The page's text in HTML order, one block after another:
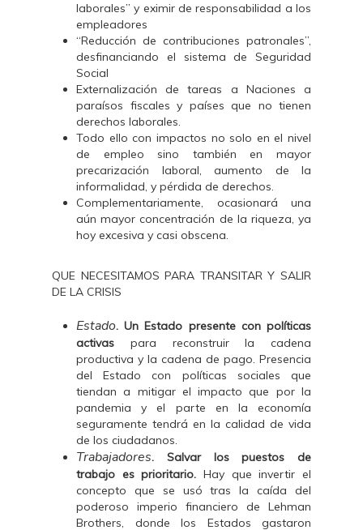
laborales” y eximir de responsabilidad a los
empleadores
“Reducción de contribuciones patronales”,
desfinanciando el sistema de Seguridad
Social
Externalización de tareas a Naciones a
paraísos fiscales y países que no tienen
derechos laborales.
Todo ello con impactos no solo en el nivel
de empleo sino también en mayor
precarización laboral, aumento de la
informalidad, y pérdida de derechos.
Complementariamente, ocasionará una
aún mayor concentración de la riqueza, ya
hoy excesiva y casi obscena.
QUE NECESITAMOS PARA TRANSITAR Y SALIR
DE LA CRISIS
Estado. Un Estado presente con políticas
activas para reconstruir la cadena
productiva y la cadena de pago. Presencia
del Estado con políticas sociales que
tiendan a mitigar el impacto que por la
pandemia y el parte en la economía
seguramente tendrá en la calidad de vida
de los ciudadanos.
Trabajadores. Salvar los puestos de
trabajo es prioritario. Hay que invertir el
concepto que se usó tras la caída del
poderoso imperio financiero de Lehman
Brothers, donde los Estados gastaron